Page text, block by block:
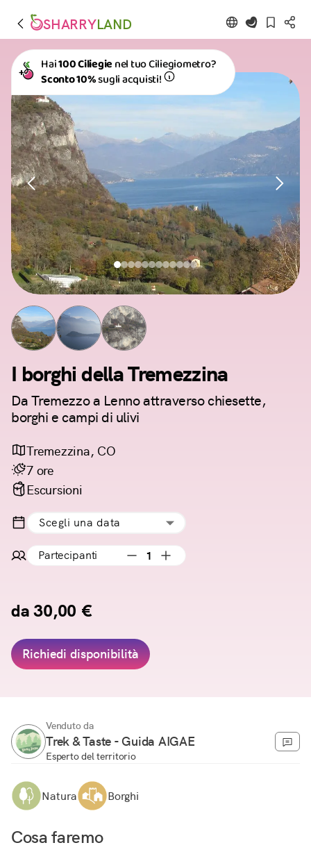
SHARRYLAND
Hai100 Ciliegienel tuo Ciliegiometro?
Sconto 10%sugli acquisti!
Venduto da
Trek & Taste - Guida AIGAE
Esperto del territorio
Natura Borghi
Cosa faremo
I borghi della Tremezzina
Da Tremezzo a Lenno attraverso chiesette,
borghi e campi di ulivi
Tremezzina, CO
7 ore
Escursioni
Scegli una data
Partecipanti 1
da 30,00 €
Richiedi disponibilità